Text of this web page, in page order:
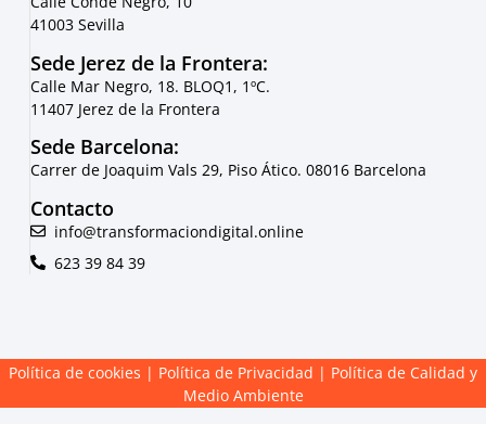
41003 Sevilla
Sede Jerez de la Frontera:
Calle Mar Negro, 18. BLOQ1, 1ºC.
11407 Jerez de la Frontera
Sede Barcelona:
Carrer de Joaquim Vals 29, Piso Ático. 08016 Barcelona
Contacto
info@transformaciondigital.online
623 39 84 39
Política de cookies | Política de Privacidad | Política de Calidad y
Medio Ambiente